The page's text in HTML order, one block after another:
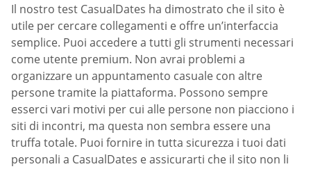
Il nostro test СasualDates ha dimostrato che il sito è
utile per cercare collegamenti e offre un’interfaccia
semplice. Puoi accedere a tutti gli strumenti necessari
come utente premium. Non avrai problemi a
organizzare un appuntamento casuale con altre
persone tramite la piattaforma. Possono sempre
esserci vari motivi per cui alle persone non piacciono i
siti di incontri, ma questa non sembra essere una
truffa totale. Puoi fornire in tutta sicurezza i tuoi dati
personali a СasualDates e assicurarti che il sito non li